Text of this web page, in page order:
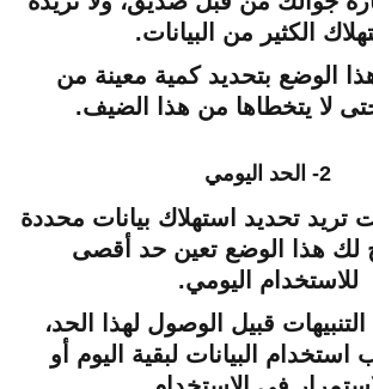
الكثير من البيانات.
الوضع بتحديد كمية معينة من
حتى لا يتخطاها من هذا الضيف.
2- الحد اليومي
تريد تحديد استهلاك بيانات محددة
لك هذا الوضع تعين حد أقصى
للاستخدام اليومي.
قبيل الوصول لهذا الحد،
استخدام البيانات لبقية اليوم أو